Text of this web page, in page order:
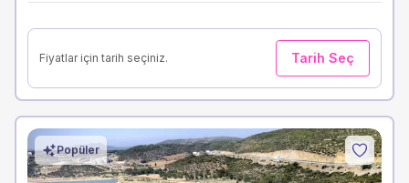
Fiyatlar için tarih seçiniz. Tarih Seç
Popüler